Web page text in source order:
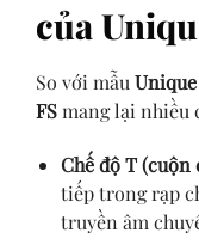
của
So với mẫu Unique
FSmang lại nhiều
Chế độ T (cuộn
tiếp trong rạp
truyền âm